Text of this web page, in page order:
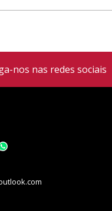
nos nas redes sociais